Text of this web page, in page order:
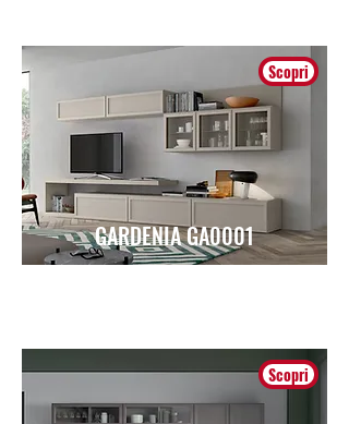
GARDENIA GA0001
Scopri
Scopri